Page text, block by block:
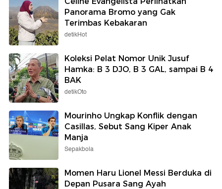
Panorama Bromo yang Gak
Terimbas Kebakaran
detikHot
Koleksi Pelat Nomor Unik Jusuf
Hamka: B 3 DJO, B 3 GAL, sampai B 4
BAK
detikOto
Mourinho Ungkap Konflik dengan
Casillas, Sebut Sang Kiper Anak
Manja
Sepakbola
Momen Haru Lionel Messi Berduka di
Depan Pusara Sang Ayah